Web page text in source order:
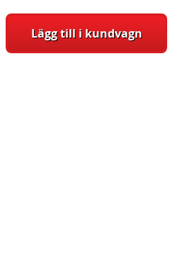
Lägg till i kundvagn